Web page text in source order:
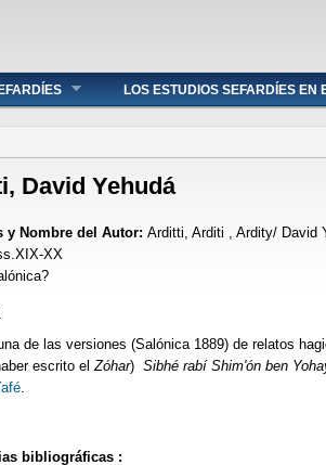
LOS ESTUDIOS SEFARDÍES EN
usted aquí
David Yehudá
y Nombre del Autor: Arditti, Arditi , Ardity/ David
XX
de las versiones (Salónica 1889) de relatos
escrito el Zóhar) Sibhé rabí Shim'ón ben
bibliográficas :